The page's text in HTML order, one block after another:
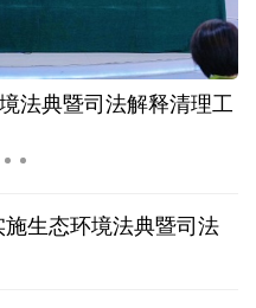
行业运行韧性较强
务火热，记者探访
游”收紧“出生公民权”
法典暨司法解释清理工
生态环境法典暨司法